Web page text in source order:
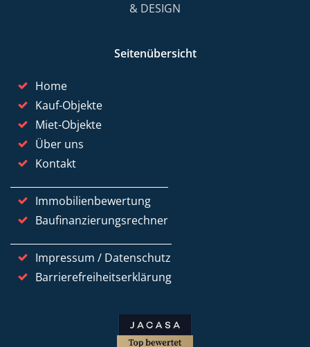
& DESIGN
Seitenübersicht
Home
Kauf-Objekte
Miet-Objekte
Über uns
Kontakt
Immobilienbewertung
Baufinanzierungsrechner
Impressum / Datenschutz
Barrierefreiheitserklärung